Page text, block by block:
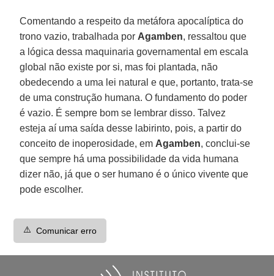
Comentando a respeito da metáfora apocalíptica do
trono vazio, trabalhada por Agamben, ressaltou que
a lógica dessa maquinaria governamental em escala
global não existe por si, mas foi plantada, não
obedecendo a uma lei natural e que, portanto, trata-se
de uma construção humana. O fundamento do poder
é vazio. É sempre bom se lembrar disso. Talvez
esteja aí uma saída desse labirinto, pois, a partir do
conceito de inoperosidade, em Agamben, conclui-se
que sempre há uma possibilidade da vida humana
dizer não, já que o ser humano é o único vivente que
pode escolher.
⚠️ Comunicar erro